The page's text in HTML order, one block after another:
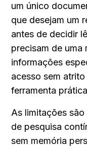
um único
que desejam um
antes de decidir
precisam de uma
informações
acesso sem
ferramenta
As limitações
de pesquisa
sem memória